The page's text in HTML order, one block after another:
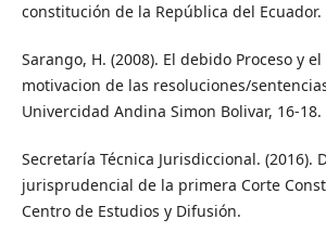
constitución de la República del
Sarango, H. (2008). El debido Proceso y
motivacion de las resoluciones/
Univercidad Andina Simon Bolivar, 16-18.
Secretaría Técnica Jurisdiccional. (2016).
jurisprudencial de la primera Corte
Centro de Estudios y Difusión.